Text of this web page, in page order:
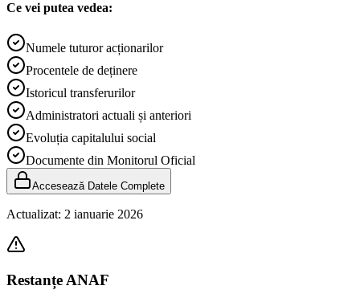
Ce vei putea vedea:
Numele tuturor acționarilor
Procentele de deținere
Istoricul transferurilor
Administratori actuali și anteriori
Evoluția capitalului social
Documente din Monitorul Oficial
Accesează Datele Complete
Actualizat: 2 ianuarie 2026
Restanțe ANAF